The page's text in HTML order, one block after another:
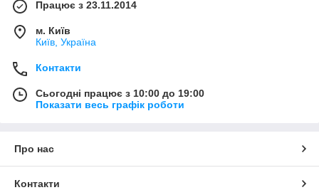
Працює з 23.11.2014
м. Київ
Київ, Україна
Контакти
Сьогодні працює з 10:00 до 19:00
Показати весь графік роботи
Про нас
Контакти